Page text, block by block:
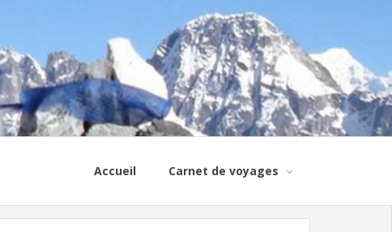
Accueil Carnet de voyages